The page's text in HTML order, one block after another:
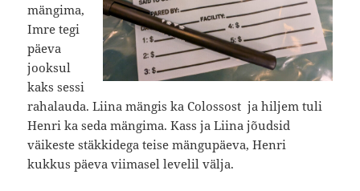
mängima,
Imre tegi
päeva
jooksul
kaks sessi
rahalauda. Liina mängis ka Colossost ja hiljem tuli
Henri ka seda mängima. Kass ja Liina jõudsid
väikeste stäkkidega teise mängupäeva, Henri
kukkus päeva viimasel levelil välja.